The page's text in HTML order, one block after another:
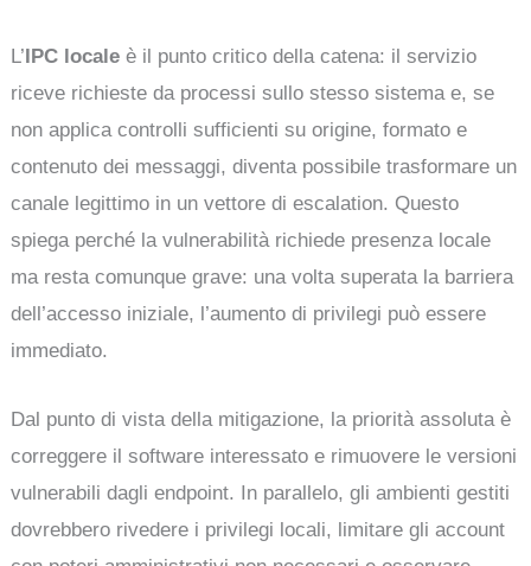
L’IPC locale è il punto critico della catena: il servizio
riceve richieste da processi sullo stesso sistema e, se
non applica controlli sufficienti su origine, formato e
contenuto dei messaggi, diventa possibile trasformare un
canale legittimo in un vettore di escalation. Questo
spiega perché la vulnerabilità richiede presenza locale
ma resta comunque grave: una volta superata la barriera
dell’accesso iniziale, l’aumento di privilegi può essere
immediato.
Dal punto di vista della mitigazione, la priorità assoluta è
correggere il software interessato e rimuovere le versioni
vulnerabili dagli endpoint. In parallelo, gli ambienti gestiti
dovrebbero rivedere i privilegi locali, limitare gli account